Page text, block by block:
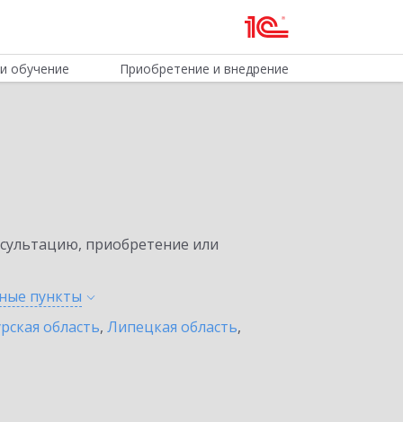
обучение Приобретение и внедрение
приобретение или
пункты
область, Липецкая область,